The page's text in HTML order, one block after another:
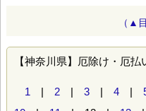
（▲
【神奈川県】厄除け・厄払
1 | 2 | 3 | 4 |